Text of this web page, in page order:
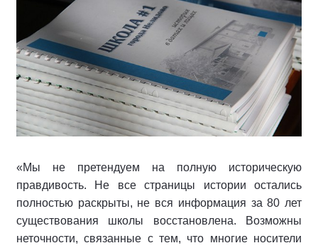
«Мы не претендуем на полную историческую
правдивость. Не все страницы истории остались
полностью раскрыты, не вся информация за 80 лет
существования школы восстановлена. Возможны
неточности, связанные с тем, что многие носители